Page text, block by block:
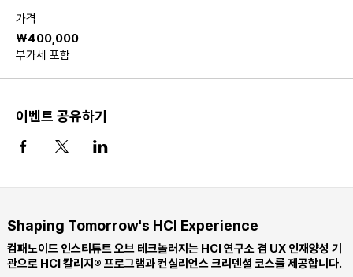
가격
₩400,000
부가세 포함
이벤트 공유하기
Shaping Tomorrow's HCI Experience
컴패노이드 인스티튜트 오브 테크놀러지는 HCI 연구소 겸 UX 인재양성 기
관으로 HCI 칼리지® 프로그램과 컨실리언스 크리덴셜 코스를 제공합니다.